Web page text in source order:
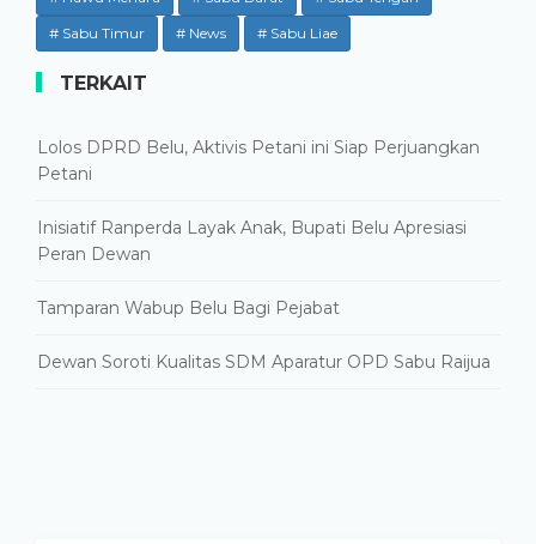
# Sabu Timur
# News # Sabu Liae
TERKAIT
Lolos DPRD Belu, Aktivis Petani ini Siap Perjuangkan
Petani
Inisiatif Ranperda Layak Anak, Bupati Belu Apresiasi
Peran Dewan
Tamparan Wabup Belu Bagi Pejabat
Dewan Soroti Kualitas SDM Aparatur OPD Sabu Raijua